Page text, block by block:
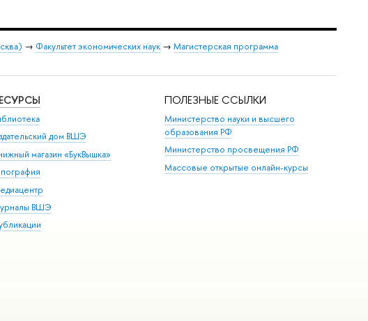
→ Факультет экономических наук→ Магистерская программа
дом ВШЭ
магазин «БукВышка»
ВШЭ
ПОЛЕЗНЫЕ ССЫЛКИ
Министерство науки и высшего
образования РФ
Министерство просвещения РФ
Массовые открытые онлайн-курсы